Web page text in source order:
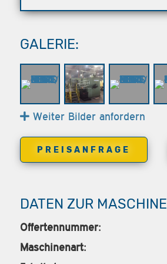
GALERIE:
Weiter Bilder anfordern
PREISANFRAGE
DATEN ZUR MASCHINE
Offertennummer:
Maschinenart: